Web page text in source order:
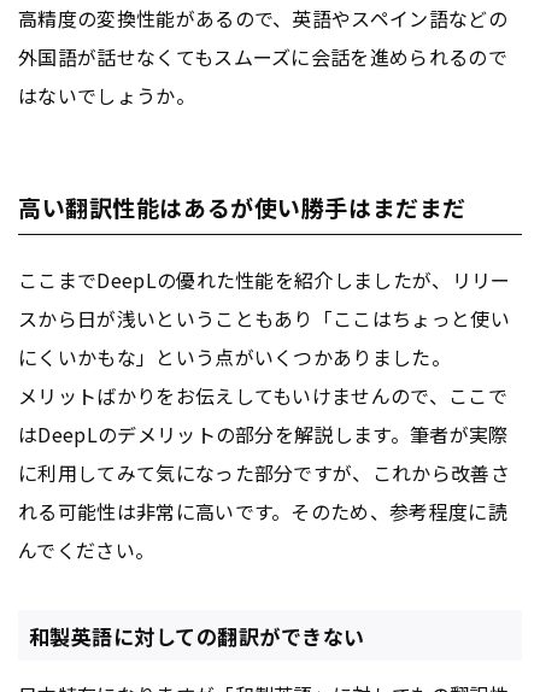
高精度の変換性能があるので、英語やスペイン語などの
外国語が話せなくてもスムーズに会話を進められるので
はないでしょうか。
高い翻訳性能はあるが使い勝手はまだまだ
ここまでDeepLの優れた性能を紹介しましたが、リリー
スから日が浅いということもあり「ここはちょっと使い
にくいかもな」という点がいくつかありました。
メリットばかりをお伝えしてもいけませんので、ここで
はDeepLのデメリットの部分を解説します。筆者が実際
に利用してみて気になった部分ですが、これから改善さ
れる可能性は非常に高いです。そのため、参考程度に読
んでください。
和製英語に対しての翻訳ができない